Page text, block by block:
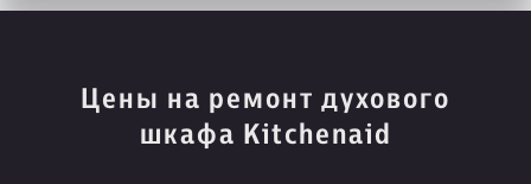
Цены на ремонт духового
шкафа Kitchenaid